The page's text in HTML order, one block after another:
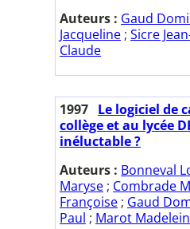
Auteurs : Gaud
Jacqueline ; Sicre
Claude
1997 Le logiciel de
collège et au lycée
inéluctable ?
Auteurs : Bonneval
Maryse ; Combrade
Françoise ; Gaud
Paul ; Marot